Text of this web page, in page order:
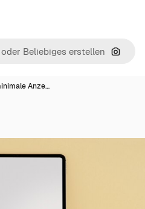
Nach
Anze…